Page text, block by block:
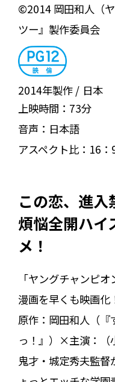
©2014 岡田和人（
ツー』製作委員会
2014年製作
日本
上映時間： 73分
音声： 日本語
アスペクト比： 16：
この恋、進
煩悩全開ハイ
メ！
「ヤングチャンピ
漫画を早くも映画化
原作：岡田和人（
っ！』）×主演：（
鬼才・城定秀夫監